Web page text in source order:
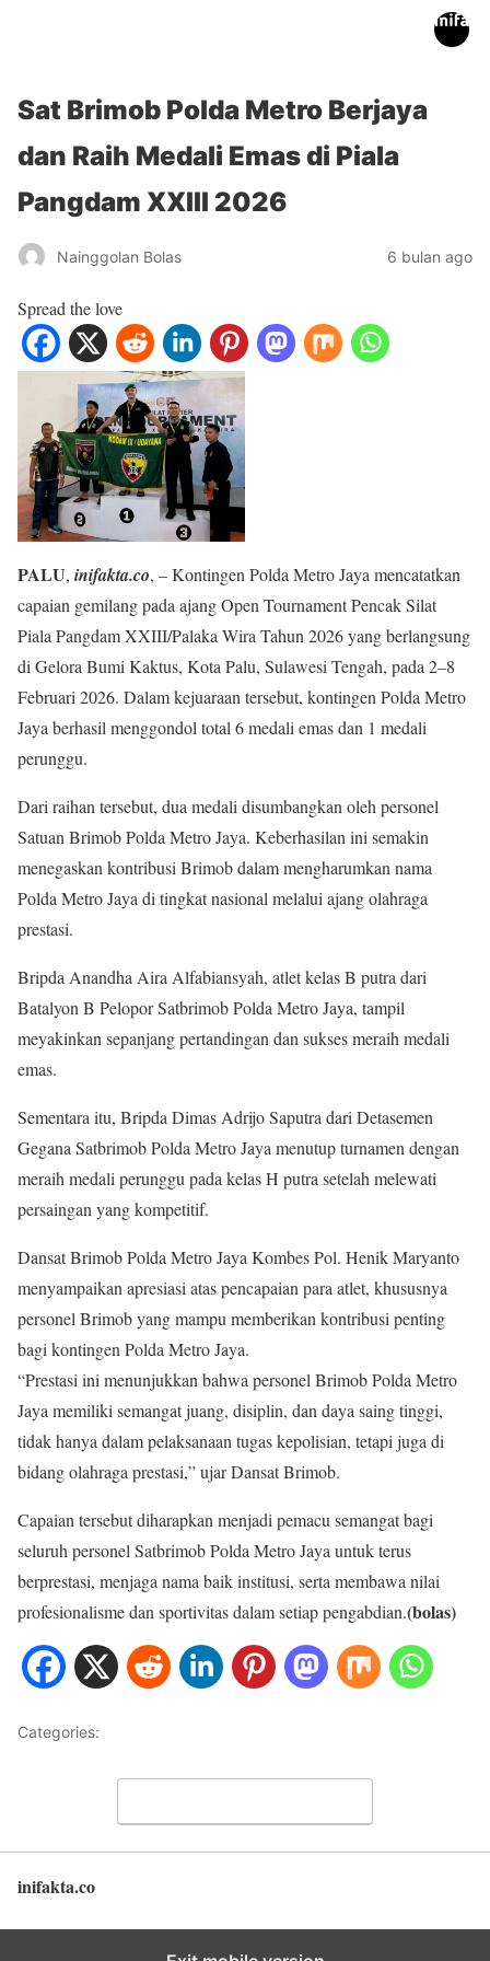
Sat Brimob Polda Metro Berjaya
dan Raih Medali Emas di Piala
Pangdam XXIII 2026
Nainggolan Bolas 6 bulan ago
Spread the love
PALU, inifakta.co, – Kontingen Polda Metro Jaya mencatatkan
capaian gemilang pada ajang Open Tournament Pencak Silat
Piala Pangdam XXIII/Palaka Wira Tahun 2026 yang berlangsung
di Gelora Bumi Kaktus, Kota Palu, Sulawesi Tengah, pada 2–8
Februari 2026. Dalam kejuaraan tersebut, kontingen Polda Metro
Jaya berhasil menggondol total 6 medali emas dan 1 medali
perunggu.
Dari raihan tersebut, dua medali disumbangkan oleh personel
Satuan Brimob Polda Metro Jaya. Keberhasilan ini semakin
menegaskan kontribusi Brimob dalam mengharumkan nama
Polda Metro Jaya di tingkat nasional melalui ajang olahraga
prestasi.
Bripda Anandha Aira Alfabiansyah, atlet kelas B putra dari
Batalyon B Pelopor Satbrimob Polda Metro Jaya, tampil
meyakinkan sepanjang pertandingan dan sukses meraih medali
emas.
Sementara itu, Bripda Dimas Adrijo Saputra dari Detasemen
Gegana Satbrimob Polda Metro Jaya menutup turnamen dengan
meraih medali perunggu pada kelas H putra setelah melewati
persaingan yang kompetitif.
Dansat Brimob Polda Metro Jaya Kombes Pol. Henik Maryanto
menyampaikan apresiasi atas pencapaian para atlet, khususnya
personel Brimob yang mampu memberikan kontribusi penting
bagi kontingen Polda Metro Jaya.
“Prestasi ini menunjukkan bahwa personel Brimob Polda Metro
Jaya memiliki semangat juang, disiplin, dan daya saing tinggi,
tidak hanya dalam pelaksanaan tugas kepolisian, tetapi juga di
bidang olahraga prestasi,” ujar Dansat Brimob.
Capaian tersebut diharapkan menjadi pemacu semangat bagi
seluruh personel Satbrimob Polda Metro Jaya untuk terus
berprestasi, menjaga nama baik institusi, serta membawa nilai
profesionalisme dan sportivitas dalam setiap pengabdian.(bolas)
Categories:
inifakta.co